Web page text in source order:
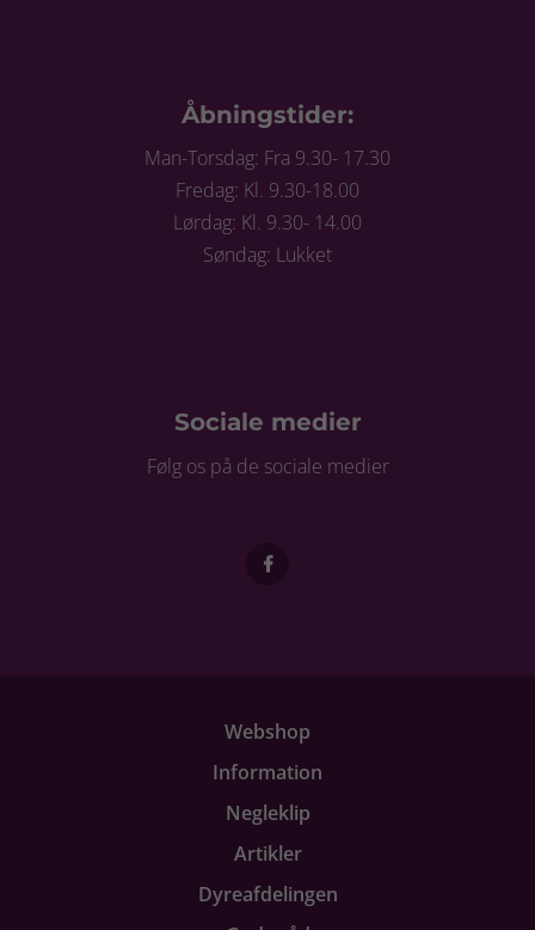
Åbningstider:
Man-Torsdag: Fra 9.30- 17.30
Fredag: Kl. 9.30-18.00
Lørdag: Kl. 9.30- 14.00
Søndag: Lukket
Sociale medier
Følg os på de sociale medier
Webshop
Information
Negleklip
Artikler
Dyreafdelingen